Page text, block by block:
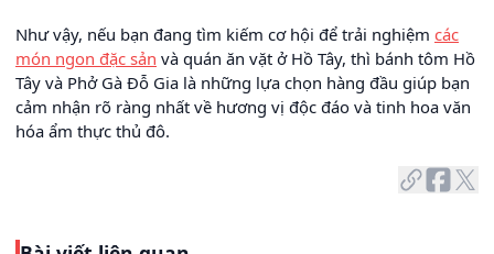
Như vậy, nếu bạn đang tìm kiếm cơ hội để trải nghiệm các
món ngon đặc sản và quán ăn vặt ở Hồ Tây, thì bánh tôm Hồ
Tây và Phở Gà Đỗ Gia là những lựa chọn hàng đầu giúp bạn
cảm nhận rõ ràng nhất về hương vị độc đáo và tinh hoa văn
hóa ẩm thực thủ đô.